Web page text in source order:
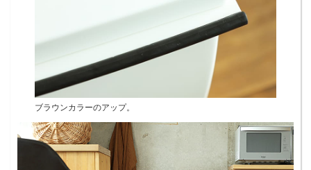
ブラウンカラーのアップ。